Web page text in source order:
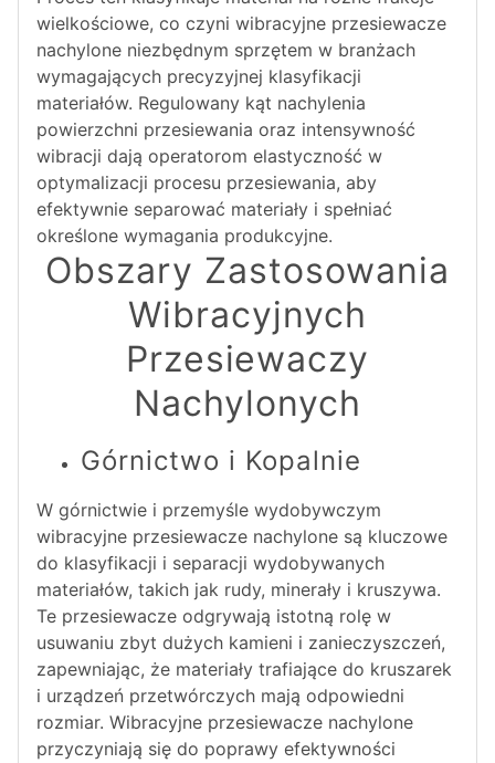
wielkościowe, co czyni wibracyjne przesiewacze
nachylone niezbędnym sprzętem w branżach
wymagających precyzyjnej klasyfikacji
materiałów. Regulowany kąt nachylenia
powierzchni przesiewania oraz intensywność
wibracji dają operatorom elastyczność w
optymalizacji procesu przesiewania, aby
efektywnie separować materiały i spełniać
określone wymagania produkcyjne.
Obszary Zastosowania
Wibracyjnych
Przesiewaczy
Nachylonych
Górnictwo i Kopalnie
W górnictwie i przemyśle wydobywczym
wibracyjne przesiewacze nachylone są kluczowe
do klasyfikacji i separacji wydobywanych
materiałów, takich jak rudy, minerały i kruszywa.
Te przesiewacze odgrywają istotną rolę w
usuwaniu zbyt dużych kamieni i zanieczyszczeń,
zapewniając, że materiały trafiające do kruszarek
i urządzeń przetwórczych mają odpowiedni
rozmiar. Wibracyjne przesiewacze nachylone
przyczyniają się do poprawy efektywności